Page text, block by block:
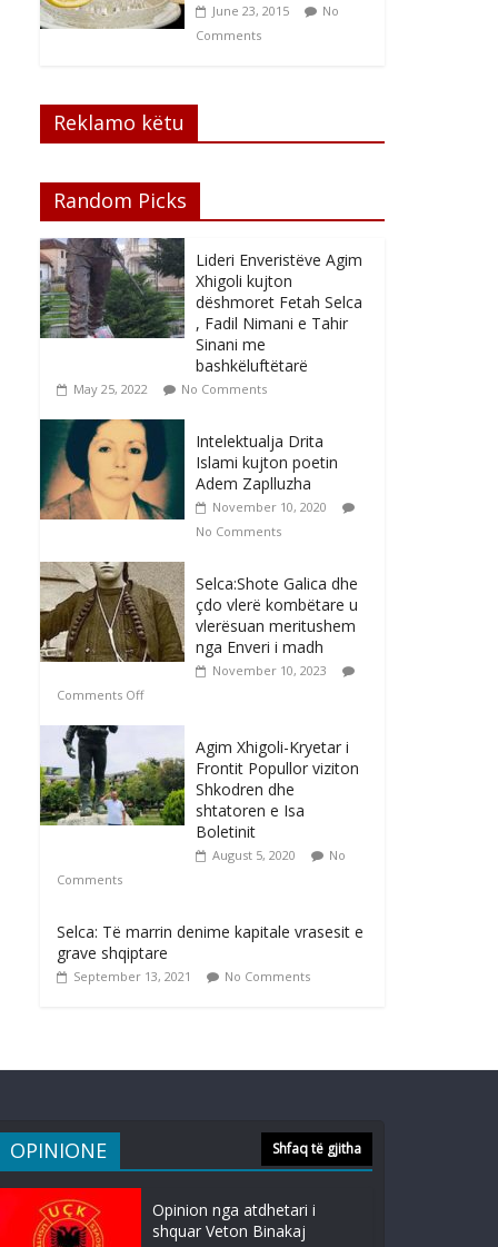
June 23, 2015
No
Comments
Reklamo këtu
Random Picks
Lideri Enveristëve Agim
Xhigoli kujton
dëshmoret Fetah Selca
, Fadil Nimani e Tahir
Sinani me
bashkëluftëtarë
May 25, 2022 No Comments
Intelektualja Drita
Islami kujton poetin
Adem Zaplluzha
November 10, 2020
No Comments
Selca:Shote Galica dhe
çdo vlerë kombëtare u
vlerësuan meritushem
nga Enveri i madh
November 10, 2023
Comments Off
Agim Xhigoli-Kryetar i
Frontit Popullor viziton
Shkodren dhe
shtatoren e Isa
Boletinit
August 5, 2020
No
Comments
Selca: Të marrin denime kapitale vrasesit e
grave shqiptare
September 13, 2021 No Comments
OPINIONE Shfaq të gjitha
Opinion nga atdhetari i
shquar Veton Binakaj